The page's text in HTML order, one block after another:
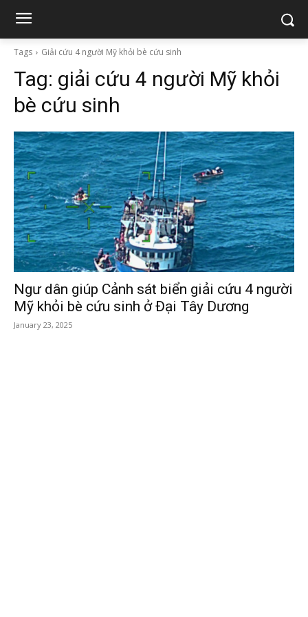
Tags Giải cứu 4 người Mỹ khỏi bè cứu sinh
Tag: giải cứu 4 người Mỹ khỏi
bè cứu sinh
Ngư dân giúp Cảnh sát biển giải cứu 4 người
Mỹ khỏi bè cứu sinh ở Đại Tây Dương
January 23, 2025